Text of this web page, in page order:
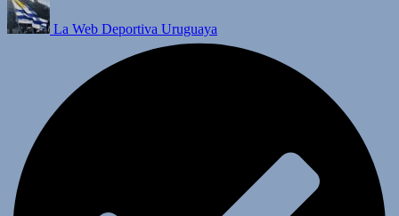
La Web Deportiva Uruguaya